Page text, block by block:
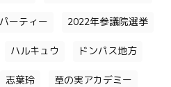
ーティー 2022年参議院選挙
ハルキュウ ドンパス地方
志葉玲 草の実アカデミー